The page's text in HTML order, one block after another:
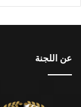
عن اللجنة